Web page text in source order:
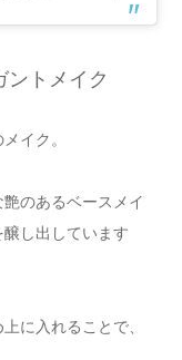
トメイク
イク。
のあるベースメイ
し出しています
に入れることで、